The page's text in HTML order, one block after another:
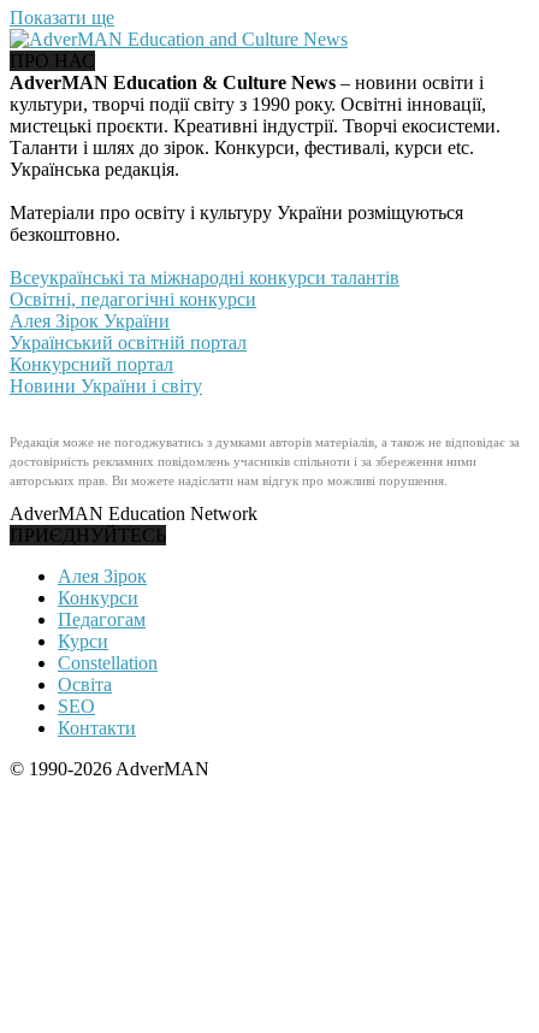
Показати ще
ПРО НАС
AdverMAN Education & Culture News – новини освіти і
культури, творчі події світу з 1990 року. Освітні інновації,
мистецькі проєкти. Креативні індустрії. Творчі екосистеми.
Таланти і шлях до зірок. Конкурси, фестивалі, курси etc.
Українська редакція.
Матеріали про освіту і культуру України розміщуються
безкоштовно.
Всеукраїнські та міжнародні конкурси талантів
Освітні, педагогічні конкурси
Алея Зірок України
Український освітній портал
Конкурсний портал
Новини України і світу
Редакція може не погоджуватись з думками авторів матеріалів, а також не відповідає за
достовірність рекламних повідомлень учасників спільноти і за збереження ними
авторських прав. Ви можете надіслати нам відгук про можливі порушення.
AdverMAN Education Network
ПРИЄДНУЙТЕСЬ
Алея Зірок
Конкурси
Педагогам
Курси
Constellation
Освіта
SEO
Контакти
© 1990-2026 AdverMAN